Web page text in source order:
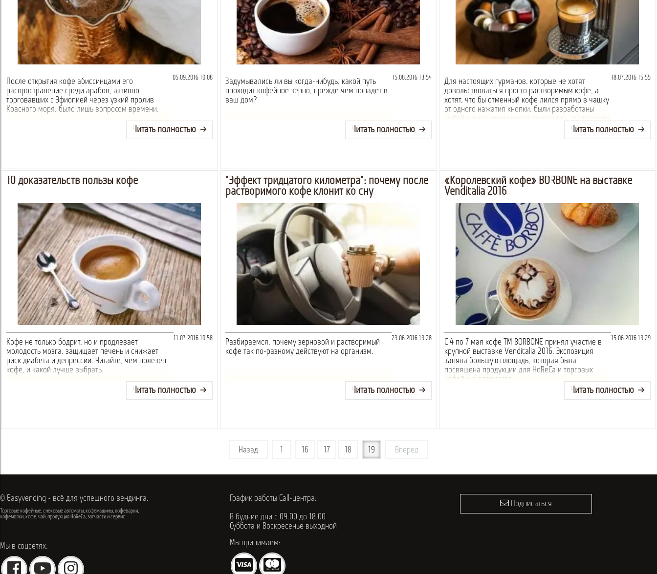
05.09.2016 10:08
После открытия кофе абиссинцами его
распространение среди арабов, активно
торговавших с Эфиопией через узкий пролив
Красного моря, было лишь вопросом времени.
Читать полностью
15.08.2016 13:54
Задумывались ли вы когда-нибудь, какой путь
проходит кофейное зерно, прежде чем попадет в
ваш дом?
Читать полностью
18.07.2016 15:55
Для настоящих гурманов, которые не хотят
довольствоваться просто растворимым кофе, а
хотят, что бы отменный кофе лился прямо в чашку
от одного нажатия кнопки, были разработаны
кофейные машины нового поколения - капсульные
Читать полностью
10 доказательств пользы кофе
11.07.2016 10:58
Кофе не только бодрит, но и продлевает
молодость мозга, защищает печень и снижает
риск диабета и депрессии. Читайте, чем полезен
кофе, и какой лучше выбрать.
Читать полностью
"Эффект тридцатого километра": почему после
растворимого кофе клонит ко сну
23.06.2016 13:28
Разбираемся, почему зерновой и растворимый
кофе так по-разному действуют на организм.
Читать полностью
«Королевский кофе» BORBONE на выставке
Venditalia 2016
15.06.2016 13:29
С 4 по 7 мая кофе ТМ BORBONE принял участие в
крупной выставке Venditalia 2016. Экспозиция
заняла большую площадь, которая была
посвящена продукции для HoReCa и торговых
кофейных автоматов.
Читать полностью
Назад 1 16 17 18 19 Вперед
© Easyvending - всё для успешного вендинга.
Торговые кофейные, снековые автоматы, кофемашины, кофеварки,
кофемолки, кофе, чай, продукция HoReCa, запчасти и сервис.
Мы в соцсетях:
График работы Call-центра:
В будние дни с 09.00 до 18.00
Суббота и Воскресенье выходной
Мы принимаем:
Подписаться